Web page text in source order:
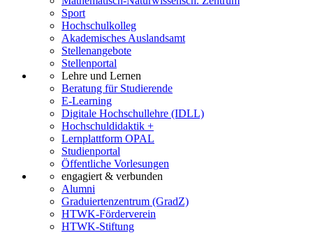
Sport
Hochschulkolleg
Akademisches Auslandsamt
Stellenangebote
Stellenportal
Lehre und Lernen
Beratung für Studierende
E-Learning
Digitale Hochschullehre (IDLL)
Hochschuldidaktik +
Lernplattform OPAL
Studienportal
Öffentliche Vorlesungen
engagiert & verbunden
Alumni
Graduiertenzentrum (GradZ)
HTWK-Förderverein
HTWK-Stiftung